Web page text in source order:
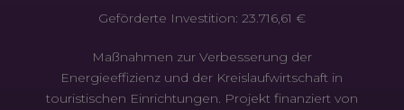
Geförderte Investition: 23.716,61 €
Maßnahmen zur Verbesserung der
Energieeffizienz und der Kreislaufwirtschaft in
touristischen Einrichtungen. Projekt finanziert von